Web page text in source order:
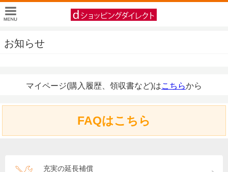
お知らせ
マイページ(購入履歴、領収書など)はこちらから
FAQはこちら
充実の延長補償